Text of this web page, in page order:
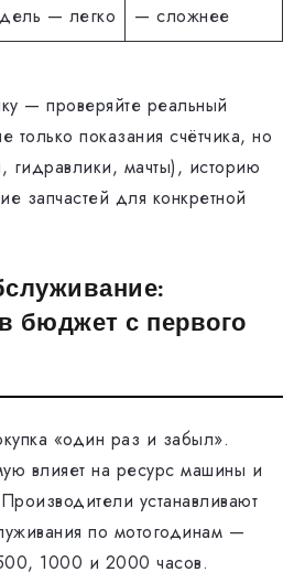
— легко
— сложнее
— проверяйте реальный
только показания счётчика, но
гидравлики, мачты), историю
запчастей для конкретной
бюджет с первого
«один раз и забыл».
влияет на ресурс машины и
устанавливают
по мотогодинам —
1000 и 2000 часов.